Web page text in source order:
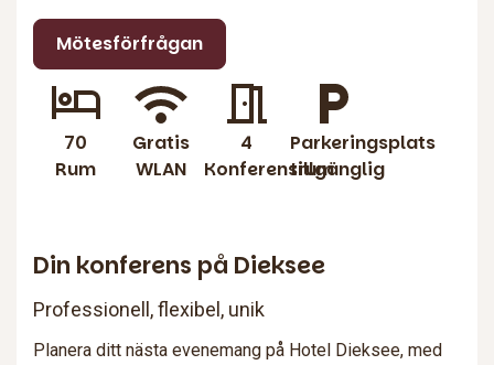
Mötesförfrågan
70
Rum
Gratis
WLAN
4
Konferensrum
Parkeringsplats
tillgänglig
Din konferens på Dieksee
Professionell, flexibel, unik
Planera ditt nästa evenemang på Hotel Dieksee, med